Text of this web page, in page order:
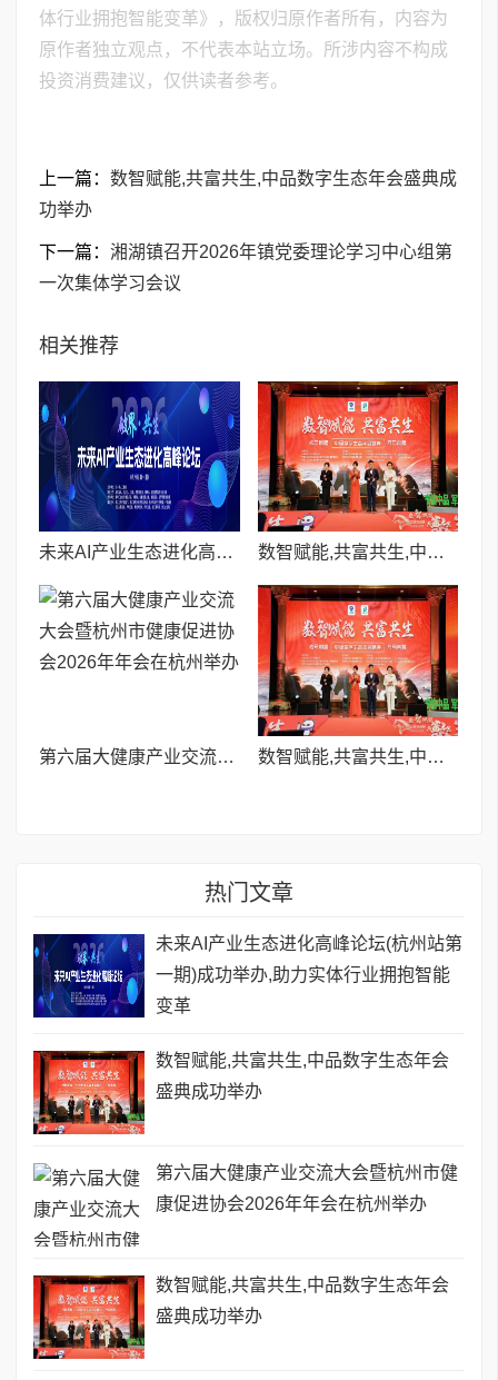
体行业拥抱智能变革》，版权归原作者所有，内容为
原作者独立观点，不代表本站立场。所涉内容不构成
投资消费建议，仅供读者参考。
上一篇： 数智赋能,共富共生,中品数字生态年会盛典成
功举办
下一篇： 湘湖镇召开2026年镇党委理论学习中心组第
一次集体学习会议
相关推荐
未来AI产业生态进化高峰论坛(杭州站第一期)成功举办,助力实体行业拥抱智能变革 数智赋能,共富共生,中品数字生态年会盛典成功举办
第六届大健康产业交流大会暨杭州市健康促进协会2026年年会在杭州举办 数智赋能,共富共生,中品数字生态年会盛典成功举办
热门文章
未来AI产业生态进化高峰论坛(杭州站第
一期)成功举办,助力实体行业拥抱智能
变革
数智赋能,共富共生,中品数字生态年会
盛典成功举办
第六届大健康产业交流大会暨杭州市健
康促进协会2026年年会在杭州举办
数智赋能,共富共生,中品数字生态年会
盛典成功举办